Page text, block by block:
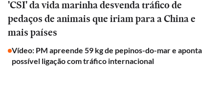
'CSI' da vida marinha desvenda tráfico de
pedaços de animais que iriam para a China e
mais países
Vídeo: PM apreende 59 kg de pepinos-do-mar e aponta
possível ligação com tráfico internacional